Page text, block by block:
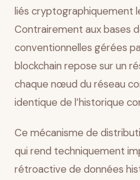
liés cryptographiquement
Contrairement aux bases
conventionnelles gérées
blockchain repose sur un
chaque nœud du réseau
identique de l’historique
Ce mécanisme de
qui rend techniquement
rétroactive de données